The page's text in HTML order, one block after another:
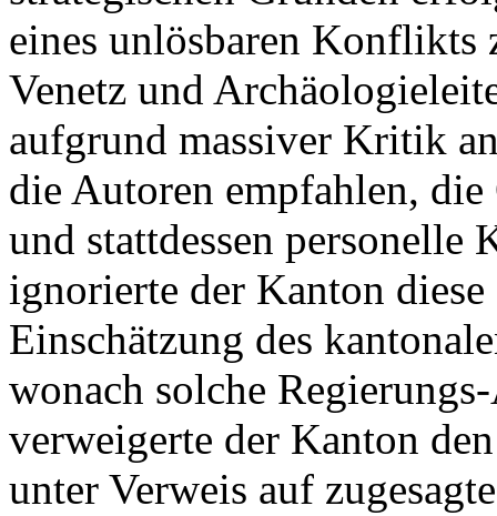
eines unlösbaren Konflikts
Venetz und
aufgrund massiver Kritik
die Autoren empfahlen,
und stattdessen personelle
ignorierte der Kanton
Einschätzung des
wonach solche
verweigerte der Kanton
unter Verweis auf